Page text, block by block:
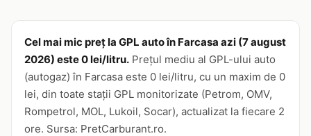
Cel mai mic preț la GPL auto în Farcasa azi (7 august
2026) este 0 lei/litru. Prețul mediu al GPL-ului auto
(autogaz) în Farcasa este 0 lei/litru, cu un maxim de 0
lei, din toate stații GPL monitorizate (Petrom, OMV,
Rompetrol, MOL, Lukoil, Socar), actualizat la fiecare 2
ore. Sursa: PretCarburant.ro.